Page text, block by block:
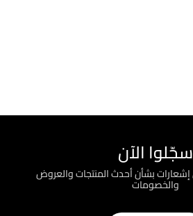
سجّلوا الآن
بشأن أحدث المنتجات والعروض
والخصومات